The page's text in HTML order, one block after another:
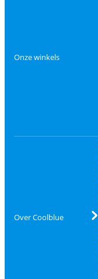
Onze winkels
Over Coolblue